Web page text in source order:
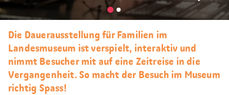
Als
Die Dauerausstellung für Familien im
Landesmuseum ist verspielt, interaktiv und
nimmt Besucher mit auf eine Zeitreise in die
Vergangenheit. So macht der Besuch im Museum
richtig Spass!